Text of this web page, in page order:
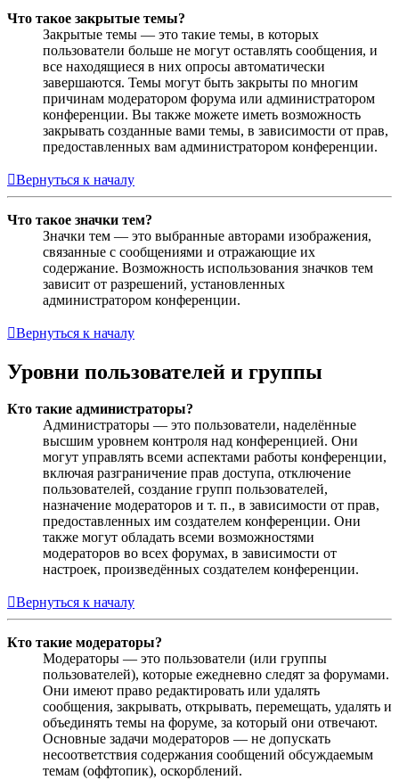
Что такое закрытые темы?
Закрытые темы — это такие темы, в которых
пользователи больше не могут оставлять сообщения, и
все находящиеся в них опросы автоматически
завершаются. Темы могут быть закрыты по многим
причинам модератором форума или администратором
конференции. Вы также можете иметь возможность
закрывать созданные вами темы, в зависимости от прав,
предоставленных вам администратором конференции.
Вернуться к началу
Что такое значки тем?
Значки тем — это выбранные авторами изображения,
связанные с сообщениями и отражающие их
содержание. Возможность использования значков тем
зависит от разрешений, установленных
администратором конференции.
Вернуться к началу
Уровни пользователей и группы
Кто такие администраторы?
Администраторы — это пользователи, наделённые
высшим уровнем контроля над конференцией. Они
могут управлять всеми аспектами работы конференции,
включая разграничение прав доступа, отключение
пользователей, создание групп пользователей,
назначение модераторов и т. п., в зависимости от прав,
предоставленных им создателем конференции. Они
также могут обладать всеми возможностями
модераторов во всех форумах, в зависимости от
настроек, произведённых создателем конференции.
Вернуться к началу
Кто такие модераторы?
Модераторы — это пользователи (или группы
пользователей), которые ежедневно следят за форумами.
Они имеют право редактировать или удалять
сообщения, закрывать, открывать, перемещать, удалять и
объединять темы на форуме, за который они отвечают.
Основные задачи модераторов — не допускать
несоответствия содержания сообщений обсуждаемым
темам (оффтопик), оскорблений.